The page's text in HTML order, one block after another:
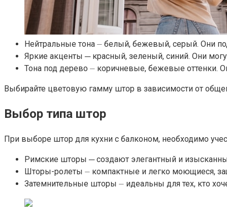
Нейтральные тона ⏤ белый, бежевый, серый.​ Они
Яркие акценты ─ красный, зеленый, синий.​ Они
Тона под дерево ⏤ коричневые, бежевые оттенки.​
Выбирайте цветовую гамму штор в зависимости от
Выбор типа штор
При выборе штор для кухни с балконом, необходимо
Римские шторы ─ создают элегантный и
Шторы-ролеты ⏤ компактные и легко моющиеся,
Затемнительные шторы ⏤ идеальны для тех, кто